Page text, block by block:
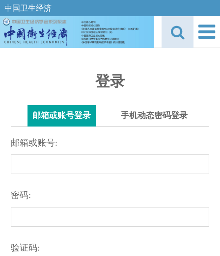
中国卫生经济
登录
邮箱或账号登录 手机动态密码登录
邮箱或账号:
密码:
验证码: